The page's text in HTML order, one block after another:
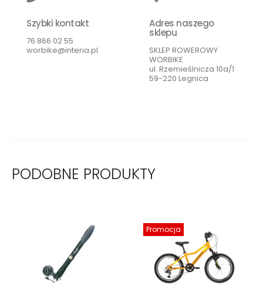
Szybki kontakt
76 866 02 55
worbike@interia.pl
Adres naszego
sklepu
SKLEP ROWEROWY
WORBIKE
ul. Rzemieślnicza 10a/1
59-220 Legnica
PODOBNE PRODUKTY
Promocja